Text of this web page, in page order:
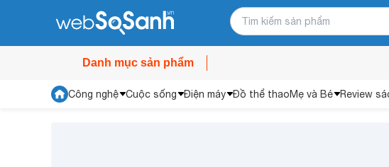
Danh mục sản phẩm
Công nghệ Cuộc sống Điện máy Đồ thể thaoMẹ và Bé Review